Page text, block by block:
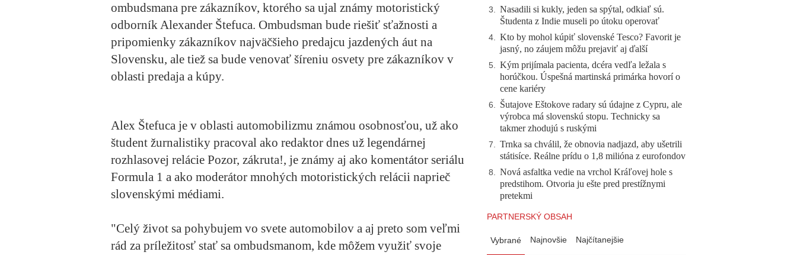
ombudsmana pre zákazníkov, ktorého sa ujal známy motoristický
odborník Alexander Štefuca. Ombudsman bude riešiť sťažnosti a
pripomienky zákazníkov najväčšieho predajcu jazdených áut na
Slovensku, ale tiež sa bude venovať šíreniu osvety pre zákazníkov v
oblasti predaja a kúpy.
Alex Štefuca je v oblasti automobilizmu známou osobnosťou, už ako
študent žurnalistiky pracoval ako redaktor dnes už legendárnej
rozhlasovej relácie Pozor, zákruta!, je známy aj ako komentátor seriálu
Formula 1 a ako moderátor mnohých motoristických relácii naprieč
slovenskými médiami.
"Celý život sa pohybujem vo svete automobilov a aj preto som veľmi
rád za príležitosť stať sa ombudsmanom, kde môžem využiť svoje
3. Nasadili si kukly, jeden sa spýtal, odkiaľ sú.
Študenta z Indie museli po útoku operovať
4. Kto by mohol kúpiť slovenské Tesco? Favorit je
jasný, no záujem môžu prejaviť aj ďalší
5. Kým prijímala pacienta, dcéra vedľa ležala s
horúčkou. Úspešná martinská primárka hovorí o
cene kariéry
6. Šutajove Eštokove radary sú údajne z Cypru, ale
výrobca má slovenskú stopu. Technicky sa
takmer zhodujú s ruskými
7. Trnka sa chválil, že obnovia nadjazd, aby ušetrili
státisíce. Reálne prídu o 1,8 milióna z eurofondov
8. Nová asfaltka vedie na vrchol Kráľovej hole s
predstihom. Otvoria ju ešte pred prestížnymi
pretekmi
PARTNERSKÝ OBSAH
Vybrané Najnovšie Najčítanejšie